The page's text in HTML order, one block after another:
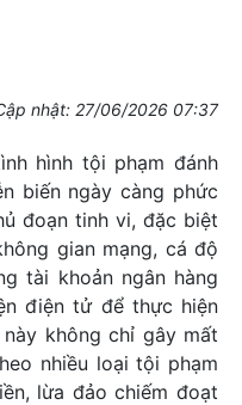
nhật: 27/06/2026 07:37
hình tội phạm đánh
biến ngày càng phức
đoạn tinh vi, đặc biệt
gian mạng, cá độ
tài khoản ngân hàng
điện tử để thực hiện
không chỉ gây mất
nhiều loại tội phạm
lừa đảo chiếm đoạt